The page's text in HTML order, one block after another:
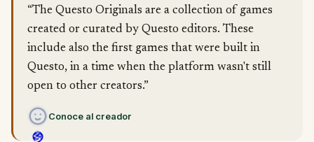
“The Questo Originals are a collection of games
created or curated by Questo editors. These
include also the first games that were built in
Questo, in a time when the platform wasn't still
open to other creators.”
Conoce al creador